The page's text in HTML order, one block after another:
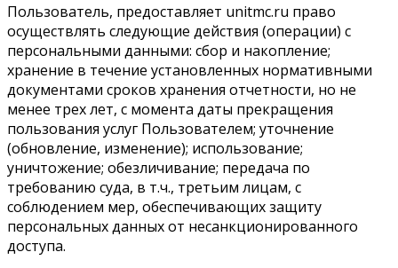
Пользователь, предоставляет unitmc.ru право
осуществлять следующие действия (операции) с
персональными данными: сбор и накопление;
хранение в течение установленных нормативными
документами сроков хранения отчетности, но не
менее трех лет, с момента даты прекращения
пользования услуг Пользователем; уточнение
(обновление, изменение); использование;
уничтожение; обезличивание; передача по
требованию суда, в т.ч., третьим лицам, с
соблюдением мер, обеспечивающих защиту
персональных данных от несанкционированного
доступа.